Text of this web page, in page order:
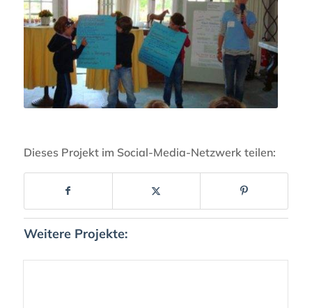
Dieses Projekt im Social-Media-Netzwerk teilen:
Weitere Projekte: